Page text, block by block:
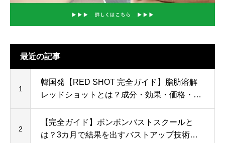
最近の記事
1
韓国発【RED SHOT 完全ガイド】脂肪溶解
レッドショットとは？成分・効果・価格・導
入メリットを徹底解説
2
【完全ガイド】ボンボンバストスクールと
は？3カ月で結果を出すバストアップ技術を